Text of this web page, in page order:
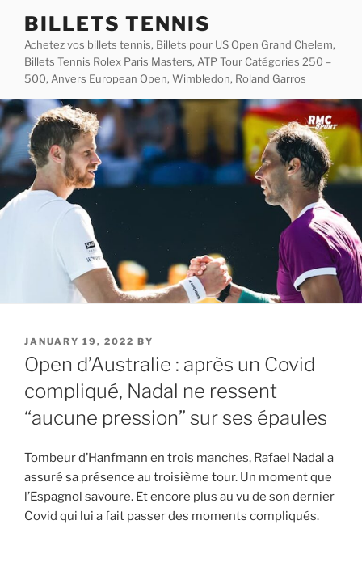
content
BILLETS TENNIS
Achetez vos billets tennis, Billets pour US Open Grand Chelem,
Billets Tennis Rolex Paris Masters, ATP Tour Catégories 250 –
500, Anvers European Open, Wimbledon, Roland Garros
POSTED
ON
JANUARY 19, 2022 BY
Open d’Australie : après un Covid
compliqué, Nadal ne ressent
“aucune pression” sur ses épaules
Tombeur d’Hanfmann en trois manches, Rafael Nadal a
assuré sa présence au troisième tour. Un moment que
l’Espagnol savoure. Et encore plus au vu de son dernier
Covid qui lui a fait passer des moments compliqués.